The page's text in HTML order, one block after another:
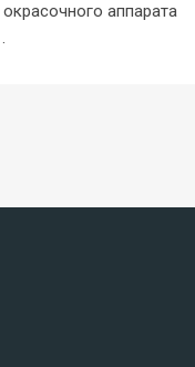
аппарата